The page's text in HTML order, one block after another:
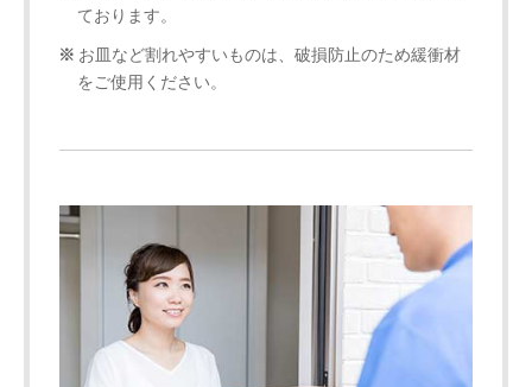
ております。
お皿など割れやすいものは、破損防止のため緩衝材
をご使用ください。